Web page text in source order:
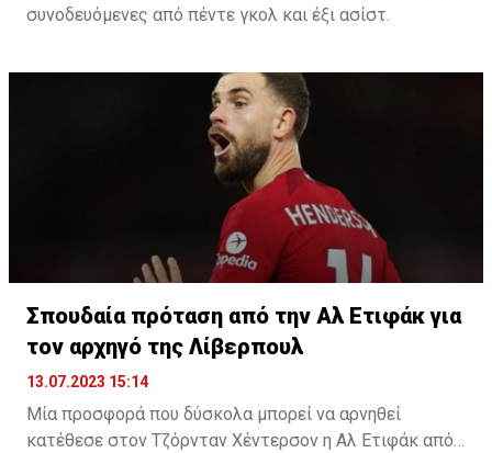
συνοδευόμενες από πέντε γκολ και έξι ασίστ.
Σπουδαία πρόταση από την Αλ Ετιφάκ για
τον αρχηγό της Λίβερπουλ
13.07.2023 15:14
Μία προσφορά που δύσκολα μπορεί να αρνηθεί
κατέθεσε στον Τζόρνταν Χέντερσον η Αλ Ετιφάκ από